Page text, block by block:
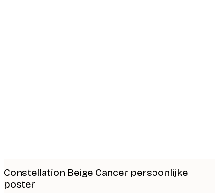
Constellation Beige Cancer persoonlijke
poster